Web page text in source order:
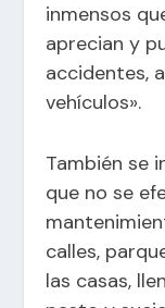
inmensos
aprecian y
accidentes,
vehículos».
También se
que no se
calles,
las casas,